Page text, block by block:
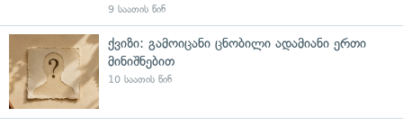
9 საათის წინ
ქვიზი: გამოიცანი ცნობილი ადამიანი ერთი
მინიშნებით
10 საათის წინ